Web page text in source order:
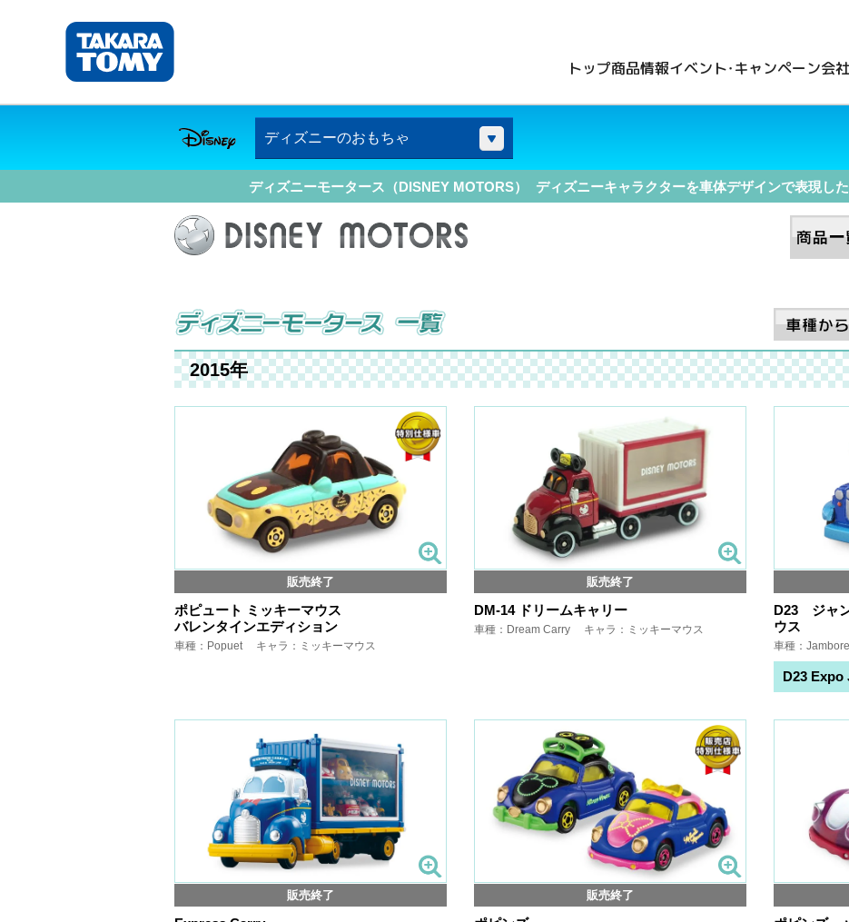
トップ商品情報イベント・キャンペーン会
ディズニーのおもちゃ
ディズニーモータース（DISNEY MOTORS） ディズニーキャラクターを車体デザインで表現し
2015年
販売終了
ポピュート ミッキーマウス
バレンタインエディション
車種：Popuet キャラ：ミッキーマウス
販売終了
DM-14 ドリームキャリー
車種：Dream Carry キャラ：ミッキーマウス
D23 ジャ
ウス
車種：
D23 Expo
販売終了 販売終了